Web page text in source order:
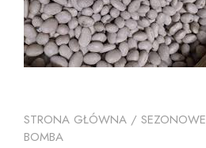
STRONA GŁÓWNA / SEZONOWE
BOMBA